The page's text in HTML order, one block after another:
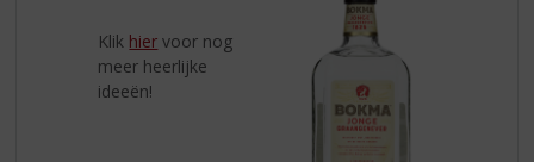
Klik hier voor nog
meer heerlijke
ideeën!